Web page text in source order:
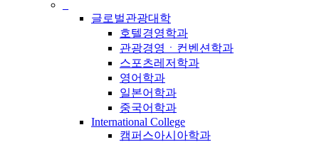
글로벌관광대학
호텔경영학과
관광경영ㆍ컨벤션학과
스포츠레저학과
영어학과
일본어학과
중국어학과
International College
캠퍼스아시아학과